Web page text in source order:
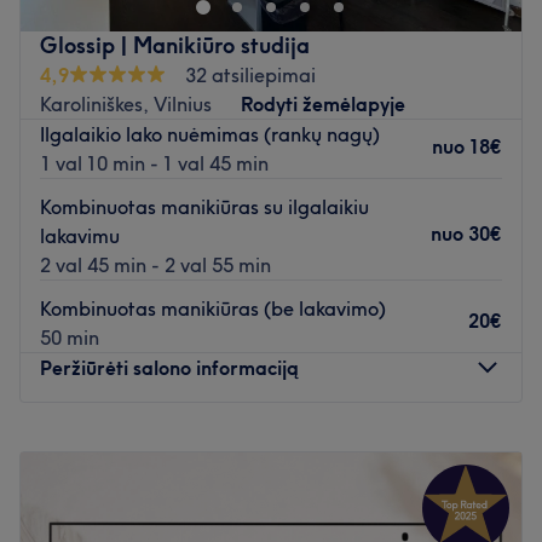
Mes mylime gyvūnus,maloniai lauksime Jūsų su savo
augintiniais.
Grožio studija dirba 15 metų,yra patogus
susisiekimas,nemokamas parkingas.
Atidaryti salono profilį
Glossip | Manikiūro studija
4,9
32 atsiliepimai
Karoliniškes, Vilnius
Rodyti žemėlapyje
Ilgalaikio lako nuėmimas (rankų nagų)
1 val 10 min - 1 val 45 min
nuo 18€
Kombinuotas manikiūras su ilgalaikiu
lakavimu
2 val 45 min - 2 val 55 min
nuo 30€
Kombinuotas manikiūras (be lakavimo)
50 min
20€
Peržiūrėti salono informaciją
23:45
–23:45
Ketvirtadienis
08:00–23:45